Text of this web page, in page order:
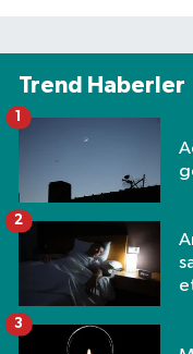
Trend Haberler
1
2
3